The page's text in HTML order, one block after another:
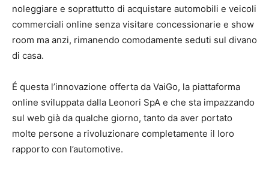
noleggiare e soprattutto di acquistare automobili e veicoli
commerciali online senza visitare concessionarie e show
room ma anzi, rimanendo comodamente seduti sul divano
di casa.
É questa l’innovazione offerta da VaiGo, la piattaforma
online sviluppata dalla Leonori SpA e che sta impazzando
sul web già da qualche giorno, tanto da aver portato
molte persone a rivoluzionare completamente il loro
rapporto con l’automotive.